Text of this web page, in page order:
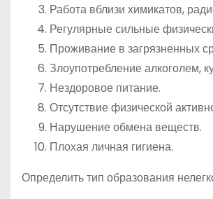
Работа вблизи химикатов,
Регулярные сильные
Проживание в загрязненных
Злоупотребление алкоголем,
Нездоровое питание.
Отсутствие физической
Нарушение обмена веществ.
Плохая личная гигиена.
Определить тип образования